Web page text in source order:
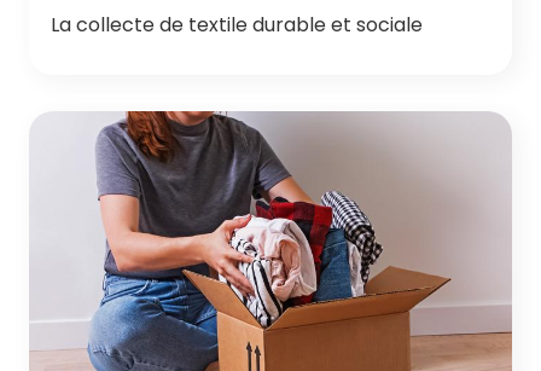
La collecte de textile durable et sociale